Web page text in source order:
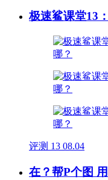
极速鲨课堂13
评测 13 08.04
在？帮P个图